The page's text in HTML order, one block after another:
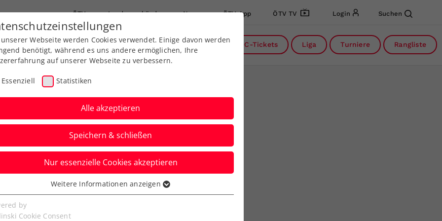
ÖTV Landesverbände News ÖTV App ÖTV TV Login Suchen
Ausbildung Services Über uns DC-Tickets Liga Turniere Rangliste
Generalprobe:
Mallorca 4. ATP-
Webseite werden Cookies verwendet. Einige davon werden
benötigt, während es uns andere ermöglichen, Ihre
auf unserer Webseite zu verbessern.
Essenziell Statistiken
Alle akzeptieren
Speichern & schließen
Nur essenzielle Cookies akzeptieren
Cookies werden für grundlegende Funktionen der
benötigt. Dadurch ist gewährleistet, dass die Webseite
Weitere Informationen anzeigen
by
Cookie Consent